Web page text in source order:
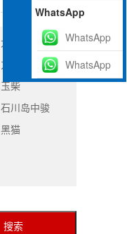
大宇
力士德
玉柴
石川岛中骏
黑猫
搜索
WhatsApp
WhatsApp
WhatsApp